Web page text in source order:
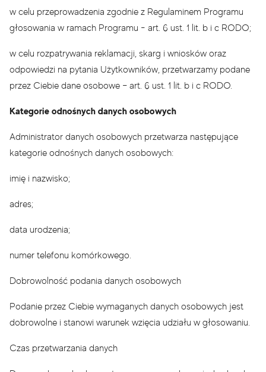
w celu przeprowadzenia zgodnie z Regulaminem Programu
głosowania w ramach Programu - art. 6 ust. 1 lit. b i c RODO;
w celu rozpatrywania reklamacji, skarg i wniosków oraz
odpowiedzi na pytania Użytkowników, przetwarzamy podane
przez Ciebie dane osobowe – art. 6 ust. 1 lit. b i c RODO.
Kategorie odnośnych danych osobowych
Administrator danych osobowych przetwarza następujące
kategorie odnośnych danych osobowych:
imię i nazwisko;
adres;
data urodzenia;
numer telefonu komórkowego.
Dobrowolność podania danych osobowych
Podanie przez Ciebie wymaganych danych osobowych jest
dobrowolne i stanowi warunek wzięcia udziału w głosowaniu.
Czas przetwarzania danych